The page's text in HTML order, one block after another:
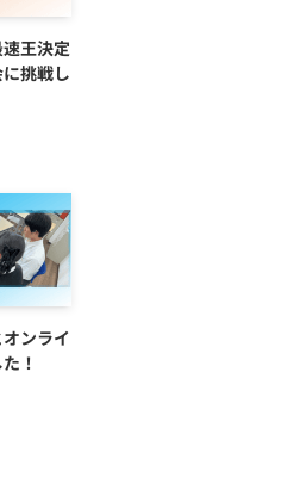
王決定
挑戦し
ンライ
！